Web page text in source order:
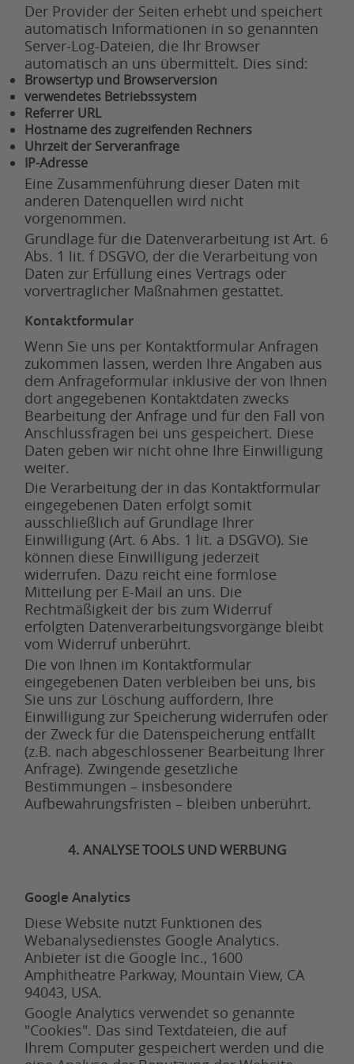
Der Provider der Seiten erhebt und speichert
automatisch Informationen in so genannten
Server-Log-Dateien, die Ihr Browser
automatisch an uns übermittelt. Dies sind:
Browsertyp und Browserversion
verwendetes Betriebssystem
Referrer URL
Hostname des zugreifenden Rechners
Uhrzeit der Serveranfrage
IP-Adresse
Eine Zusammenführung dieser Daten mit
anderen Datenquellen wird nicht
vorgenommen.
Grundlage für die Datenverarbeitung ist Art. 6
Abs. 1 lit. f DSGVO, der die Verarbeitung von
Daten zur Erfüllung eines Vertrags oder
vorvertraglicher Maßnahmen gestattet.
Kontaktformular
Wenn Sie uns per Kontaktformular Anfragen
zukommen lassen, werden Ihre Angaben aus
dem Anfrageformular inklusive der von Ihnen
dort angegebenen Kontaktdaten zwecks
Bearbeitung der Anfrage und für den Fall von
Anschlussfragen bei uns gespeichert. Diese
Daten geben wir nicht ohne Ihre Einwilligung
weiter.
Die Verarbeitung der in das Kontaktformular
eingegebenen Daten erfolgt somit
ausschließlich auf Grundlage Ihrer
Einwilligung (Art. 6 Abs. 1 lit. a DSGVO). Sie
können diese Einwilligung jederzeit
widerrufen. Dazu reicht eine formlose
Mitteilung per E-Mail an uns. Die
Rechtmäßigkeit der bis zum Widerruf
erfolgten Datenverarbeitungsvorgänge bleibt
vom Widerruf unberührt.
Die von Ihnen im Kontaktformular
eingegebenen Daten verbleiben bei uns, bis
Sie uns zur Löschung auffordern, Ihre
Einwilligung zur Speicherung widerrufen oder
der Zweck für die Datenspeicherung entfällt
(z.B. nach abgeschlossener Bearbeitung Ihrer
Anfrage). Zwingende gesetzliche
Bestimmungen – insbesondere
Aufbewahrungsfristen – bleiben unberührt.
4. ANALYSE TOOLS UND WERBUNG
Google Analytics
Diese Website nutzt Funktionen des
Webanalysedienstes Google Analytics.
Anbieter ist die Google Inc., 1600
Amphitheatre Parkway, Mountain View, CA
94043, USA.
Google Analytics verwendet so genannte
"Cookies". Das sind Textdateien, die auf
Ihrem Computer gespeichert werden und die